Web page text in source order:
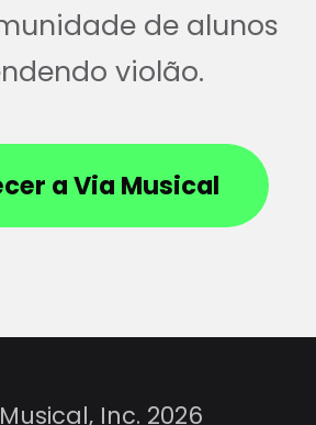
de alunos
violão.
a Via Musical
Inc. 2026